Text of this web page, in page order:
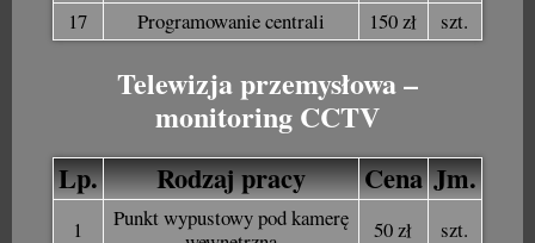
17
Programowanie centrali 150 zł szt.
Telewizja przemysłowa –
monitoring CCTV
Lp. Rodzaj pracy Cena Jm.
1
Punkt wypustowy pod kamerę
50 zł szt.